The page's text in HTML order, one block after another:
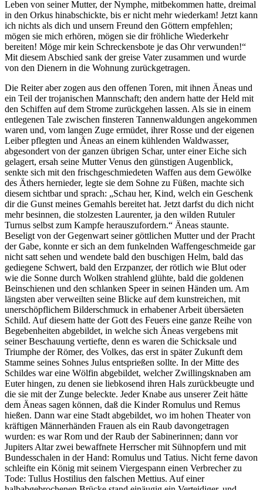
Leben von seiner Mutter, der Nymphe, mitbekommen hatte, dreimal
in den Orkus hinabschickte, bis er nicht mehr wiederkam! Jetzt kann
ich nichts als dich und unsern Freund den Göttern empfehlen;
mögen sie mich erhören, mögen sie dir fröhliche Wiederkehr
bereiten! Möge mir kein Schreckensbote je das Ohr verwunden!“
Mit diesem Abschied sank der greise Vater zusammen und wurde
von den Dienern in die Wohnung zurückgetragen.
Die Reiter aber zogen aus den offenen Toren, mit ihnen Äneas und
ein Teil der trojanischen Mannschaft; den andern hatte der Held mit
den Schiffen auf dem Strome zurückgehen lassen. Als sie in einem
entlegenen Tale zwischen finsteren Tannenwaldungen angekommen
waren und, vom langen Zuge ermüdet, ihrer Rosse und der eigenen
Leiber pflegten und Äneas an einem kühlenden Waldwasser,
abgesondert von der ganzen übrigen Schar, unter einer Eiche sich
gelagert, ersah seine Mutter Venus den günstigen Augenblick,
senkte sich mit den frischgeschmiedeten Waffen aus dem Gewölke
des Äthers hernieder, legte sie dem Sohne zu Füßen, machte sich
diesem sichtbar und sprach: „Schau her, Kind, welch ein Geschenk
dir die Gunst meines Gemahls bereitet hat. Jetzt darfst du dich nicht
mehr besinnen, die stolzesten Laurenter, ja den wilden Rutuler
Turnus selbst zum Kampfe herauszufordern.“ Äneas staunte.
Beseligt von der Gegenwart seiner göttlichen Mutter und der Pracht
der Gabe, konnte er sich an dem funkelnden Waffengeschmeide gar
nicht satt sehen und wendete bald den buschigen Helm, bald das
gediegene Schwert, bald den Erzpanzer, der rötlich wie Blut oder
wie die Sonne durch Wolken strahlend glühte, bald die goldenen
Beinschienen und den schlanken Speer in seinen Händen um. Am
längsten aber verweilten seine Blicke auf dem kunstreichen, mit
unerschöpflichem Bilderschmuck in erhabener Arbeit übersäeten
Schild. Auf diesem hatte der Gott des Feuers eine ganze Reihe von
Begebenheiten abgebildet, in welche sich Äneas vergebens mit
seiner Beschauung vertiefte, denn es waren die Schicksale und
Triumphe der Römer, des Volkes, das erst in später Zukunft dem
Stamme seines Sohnes Julus entsprießen sollte. In der Mitte des
Schildes war eine Wölfin abgebildet, welcher Zwillingsknaben am
Euter hingen, zu denen sie liebkosend ihren Hals zurückbeugte und
die sie mit der Zunge beleckte. Jeder Knabe aus unserer Zeit hätte
dem Äneas sagen können, daß die Kinder Romulus und Remus
hießen. Dann war eine Stadt abgebildet, wo im hohen Theater von
kräftigen Männerhänden Frauen als ein Raub davongetragen
wurden: es war Rom und der Raub der Sabinerinnen; dann vor
Jupiters Altar zwei bewaffnete Herrscher mit Sühnopfern und mit
Bundesschalen in der Hand: Romulus und Tatius. Nicht ferne davon
schleifte ein König mit seinem Viergespann einen Verbrecher zu
Tode: Tullus Hostilius den falschen Mettius. Auf einer